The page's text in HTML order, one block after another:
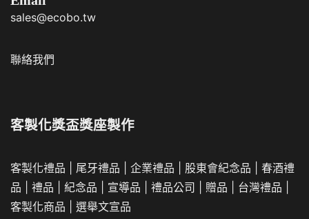
sales@ecobo.tw
聯絡我們
客製化獎盃獎座製作
客製化禮品 尾牙禮品 企業禮品 股東會紀念品
春酒禮
品
禮品 紀念品 宣導品 禮品公司 贈品 台灣禮品
客製化商品
選舉文宣品